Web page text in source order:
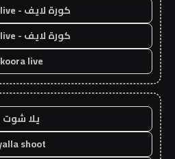
كورة لايف - koora live
كورة لايف - koora live
koora live
يلا شوت
shoot